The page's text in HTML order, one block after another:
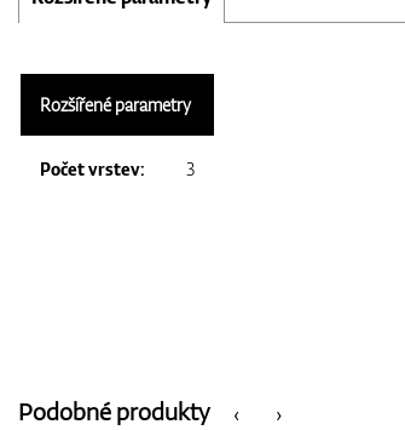
Rozšířené parametry
Počet vrstev: 3
‹
Podobné produkty ›